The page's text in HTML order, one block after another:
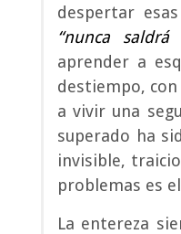
despertar
“nunca saldrá
aprender a
destiempo,
a vivir una
superado ha
invisible,
problemas es
La entereza